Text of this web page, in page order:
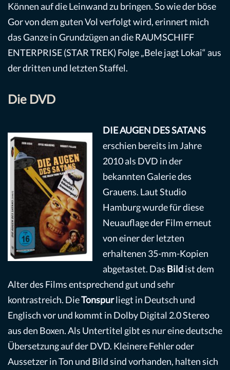
Können auf die Leinwand zu bringen. So wie der böse
Gor von dem guten Vol verfolgt wird, erinnert mich
das Ganze in Grundzügen an die RAUMSCHIFF
ENTERPRISE (STAR TREK) Folge „Bele jagt Lokai“ aus
der dritten und letzten Staffel.
Die DVD
DIE AUGEN DES SATANS
erschien bereits im Jahre
2010 als DVD in der
bekannten Galerie des
Grauens. Laut Studio
Hamburg wurde für diese
Neuauflage der Film erneut
von einer der letzten
erhaltenen 35-mm-Kopien
abgetastet. Das Bildist dem
Alter des Films entsprechend gut und sehr
kontrastreich. DieTonspurliegt in Deutsch und
Englisch vor und kommt in Dolby Digital 2.0 Stereo
aus den Boxen. Als Untertitel gibt es nur eine deutsche
Übersetzung auf der DVD. Kleinere Fehler oder
Aussetzer in Ton und Bild sind vorhanden, halten sich